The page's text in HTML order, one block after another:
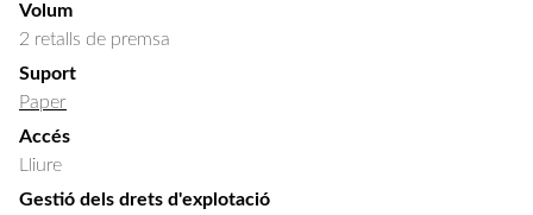
Volum
2 retalls de premsa
Suport
Paper
Accés
Lliure
Gestió dels drets d'explotació